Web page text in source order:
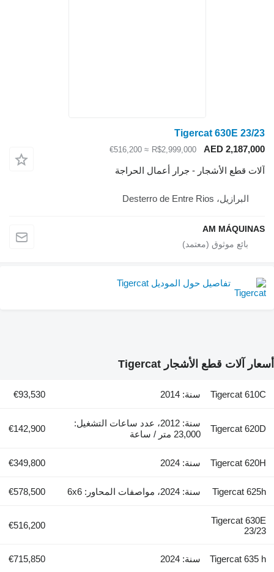
Tigercat 630E 23/23
AED 2,187,000
R$2,999,000
≈ €516,200
آلات قطع الأشجار - جرار أعمال الحراجة
البرازيل، Desterro de Entre Rios
AM MÁQUINAS
تفاصيل حول الموديل Tigercat
أسعار آلات قطع الأشجار Tigercat
Tigercat 610C سنة: 2014 €93,530
Tigercat 620D
سنة: 2012، عدد ساعات التشغيل:
23,000 متر / ساعة
€142,900
Tigercat 620H سنة: 2024 €349,800
Tigercat 625h سنة: 2024، مواصفات المحاور: 6x6 €578,500
Tigercat 630E
23/23
€516,200
Tigercat 635 h سنة: 2024 €715,850